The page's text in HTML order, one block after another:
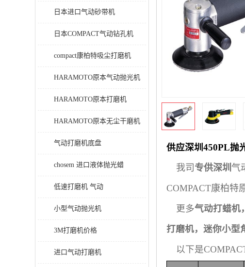
日本进口气动砂带机
日本COMPACT气动钻孔机
compact康柏特吸尘打磨机
HARAMOTO原本气动抛光机
HARAMOTO原本打磨机
HARAMOTO原本无尘干磨机
气动打磨机底盘
chosem 进口液体抛光蜡
低速打磨机 气动
小型气动抛光机
3M打磨机价格
进口气动打磨机
供应深圳450PL抛
我司 专供深圳 气
COMPACT康柏特
更多气动打蜡机
打磨机，迷你小型
以下是